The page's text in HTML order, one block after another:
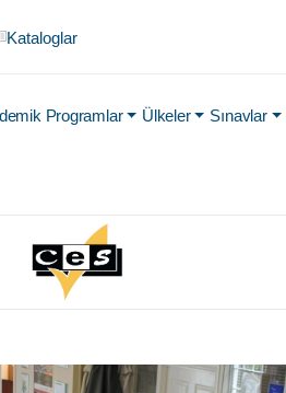
Kataloglar
Programlar Ülkeler Sınavlar